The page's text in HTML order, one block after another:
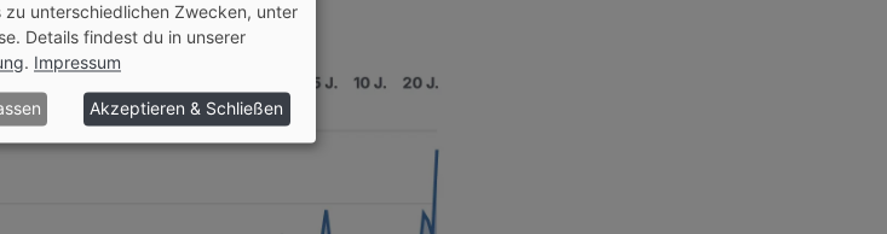
zu unterschiedlichen Zwecken, unter
Details findest du in unserer
. Impressum
Akzeptieren & Schließen